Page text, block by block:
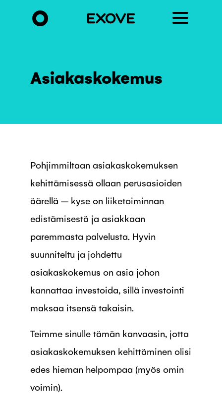
pääsisältöön
Asiakaskokemus
Pohjimmiltaan asiakaskokemuksen
kehittämisessä ollaan perusasioiden
äärellä – kyse on liiketoiminnan
edistämisestä ja asiakkaan
paremmasta palvelusta. Hyvin
suunniteltu ja johdettu
asiakaskokemus on asia johon
kannattaa investoida, sillä investointi
maksaa itsensä takaisin.
Teimme sinulle tämän kanvaasin, jotta
asiakaskokemuksen kehittäminen olisi
edes hieman helpompaa (myös omin
voimin).